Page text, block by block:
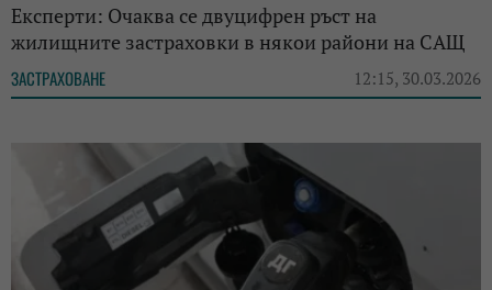
Експерти: Очаква се двуцифрен ръст на
жилищните застраховки в някои райони на САЩ
ЗАСТРАХОВАНЕ 12:15, 30.03.2026